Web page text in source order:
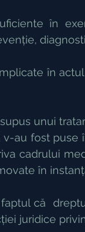
în
în
unui
au fost
cadrului
în
că
juridice